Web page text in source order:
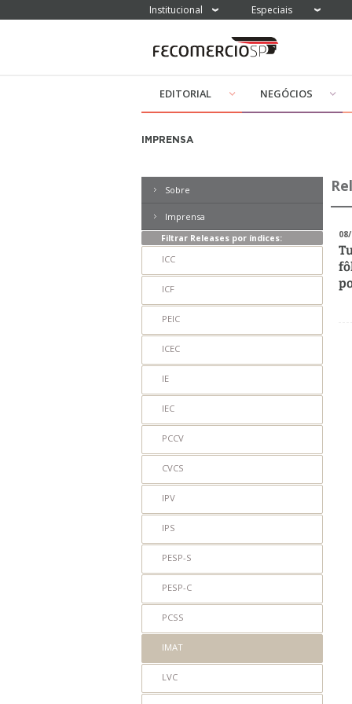
Institucional Especiais
EDITORIAL NEGÓCIOS
IMPRENSA
Sobre
Imprensa
Filtrar Releases por índices:
ICC
ICF
PEIC
ICEC
IE
IEC
PCCV
CVCS
IPV
IPS
PESP-S
PESP-C
PCSS
IMAT
LVC